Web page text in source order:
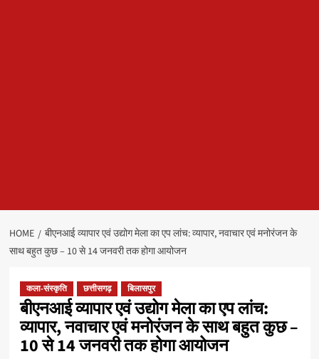
HOME
बीएनआई व्यापार एवं उद्योग मेला का एप लांच: व्यापार, नवाचार एवं मनोरंजन के
साथ बहुत कुछ – 10 से 14 जनवरी तक होगा आयोजन
कला-संस्कृति छत्तीसगढ़ बिलासपुर
बीएनआई व्यापार एवं उद्योग मेला का एप लांच:
व्यापार, नवाचार एवं मनोरंजन के साथ बहुत कुछ –
10 से 14 जनवरी तक होगा आयोजन